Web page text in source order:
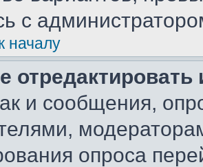
с
началу
и сообщения,
опроса